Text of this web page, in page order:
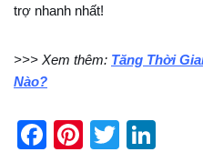
trợ nhanh nhất!
>>> Xem thêm: Tăng Thời
Nào?
F
Pi
T